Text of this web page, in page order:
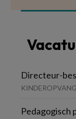
Directeur-
Pedagogisch